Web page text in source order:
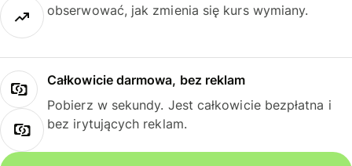
obserwować, jak zmienia się kurs wymiany.
Całkowicie darmowa, bez reklam
Pobierz w sekundy. Jest całkowicie bezpłatna i
bez irytujących reklam.